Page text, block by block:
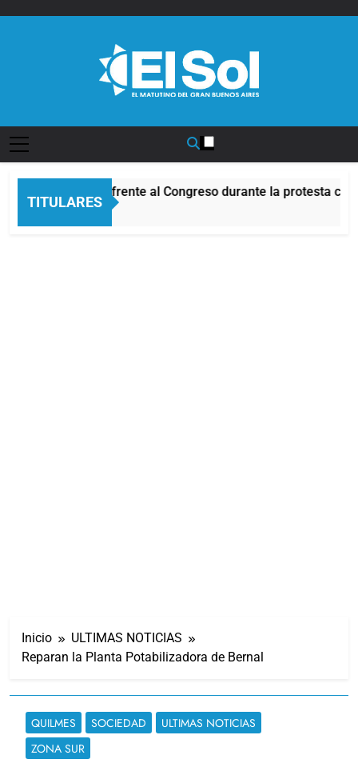
TITULARES
Incidentes frente al Congreso durante la protesta
6 Horas Atrás
Inicio
ULTIMAS NOTICIAS
Reparan la Planta Potabilizadora de Bernal
QUILMES SOCIEDAD
ULTIMAS NOTICIAS
ZONA SUR